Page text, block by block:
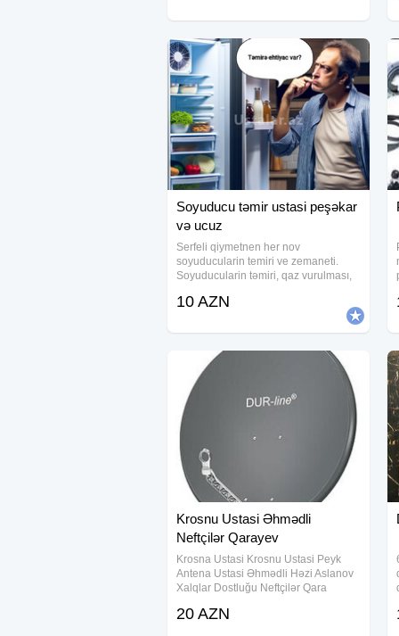
Soyuducu təmir ustasi peşəkar
və ucuz
Serfeli qiymetnen her nov
soyuducularin temiri ve zemaneti.
Soyuducularin təmiri, qaz vurulması,
ucuz zəmanətli təmir edirik.Görülən
ailelerinə qazilere
10 AZN
Krosnu Ustasi Əhmədli
Neftçilər Qarayev
Krosna Ustasi Krosnu Ustasi Peyk
Antena Ustasi Əhmədli Həzi Aslanov
Xalqlar Dostluğu Neftçilər Qara
Günəşli Köhnə Günəşli Xətai 28 May
20 AZN